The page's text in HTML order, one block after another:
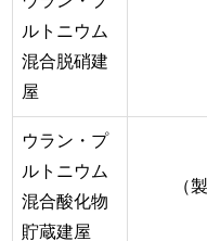
ルトニウム
混合脱硝建
屋
ウラン・プ
ルトニウム
混合酸化物
貯蔵建屋
（